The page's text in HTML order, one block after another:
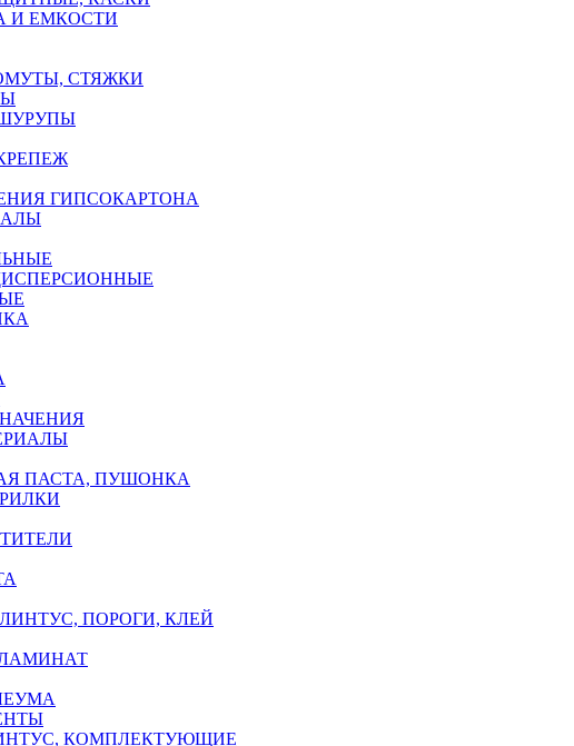
И ЕМКОСТИ
СТЯЖКИ
ГИПСОКАРТОНА
ПАСТА, ПУШОНКА
ПОРОГИ, КЛЕЙ
КОМПЛЕКТУЮЩИЕ